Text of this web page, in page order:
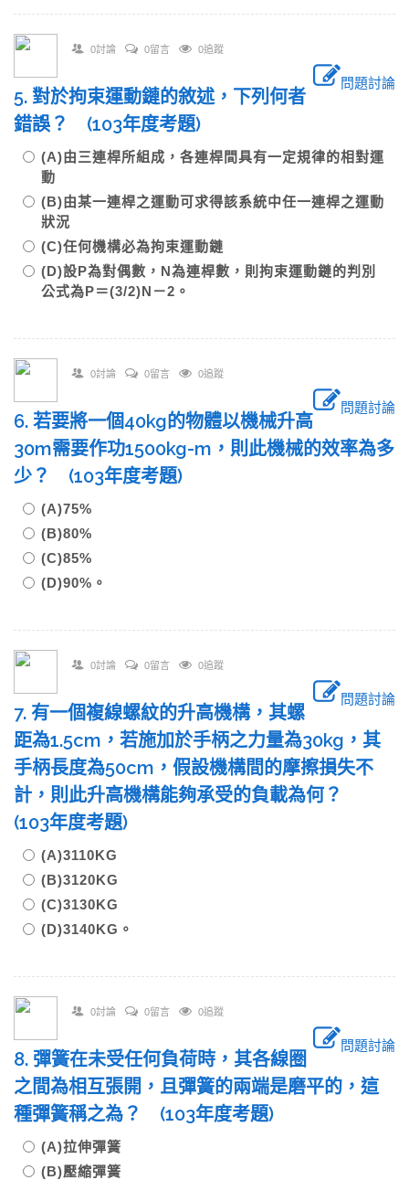
0討論 0留言 0追蹤
問題討論
5. 對於拘束運動鏈的敘述，下列何者
錯誤？ (103年度考題)
(A)由三連桿所組成，各連桿間具有一定規律的相對運
動
(B)由某一連桿之運動可求得該系統中任一連桿之運動
狀況
(C)任何機構必為拘束運動鏈
(D)設P為對偶數，N為連桿數，則拘束運動鏈的判別
公式為P＝(3/2)N－2。
0討論 0留言 0追蹤
問題討論
6. 若要將一個40kg的物體以機械升高
30m需要作功1500kg-m，則此機械的效率為多
少？ (103年度考題)
(A)75%
(B)80%
(C)85%
(D)90%。
0討論 0留言 0追蹤
問題討論
7. 有一個複線螺紋的升高機構，其螺
距為1.5cm，若施加於手柄之力量為30kg，其
手柄長度為50cm，假設機構間的摩擦損失不
計，則此升高機構能夠承受的負載為何？
(103年度考題)
(A)3110KG
(B)3120KG
(C)3130KG
(D)3140KG。
0討論 0留言 0追蹤
問題討論
8. 彈簧在未受任何負荷時，其各線圈
之間為相互張開，且彈簧的兩端是磨平的，這
種彈簧稱之為？ (103年度考題)
(A)拉伸彈簧
(B)壓縮彈簧